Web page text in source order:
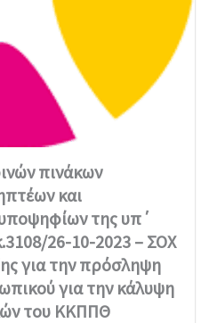
πινάκων
και
της υπ΄
26-10-2023 – ΣΟΧ
για την πρόσληψη
για την κάλυψη
του ΚΚΠΠΘ